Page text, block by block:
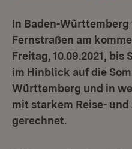
In Baden-Württemberg
Fernstraßen am
Freitag, 10.09.2021, bis
im Hinblick auf die
Württemberg und in
mit starkem Reise-
gerechnet.